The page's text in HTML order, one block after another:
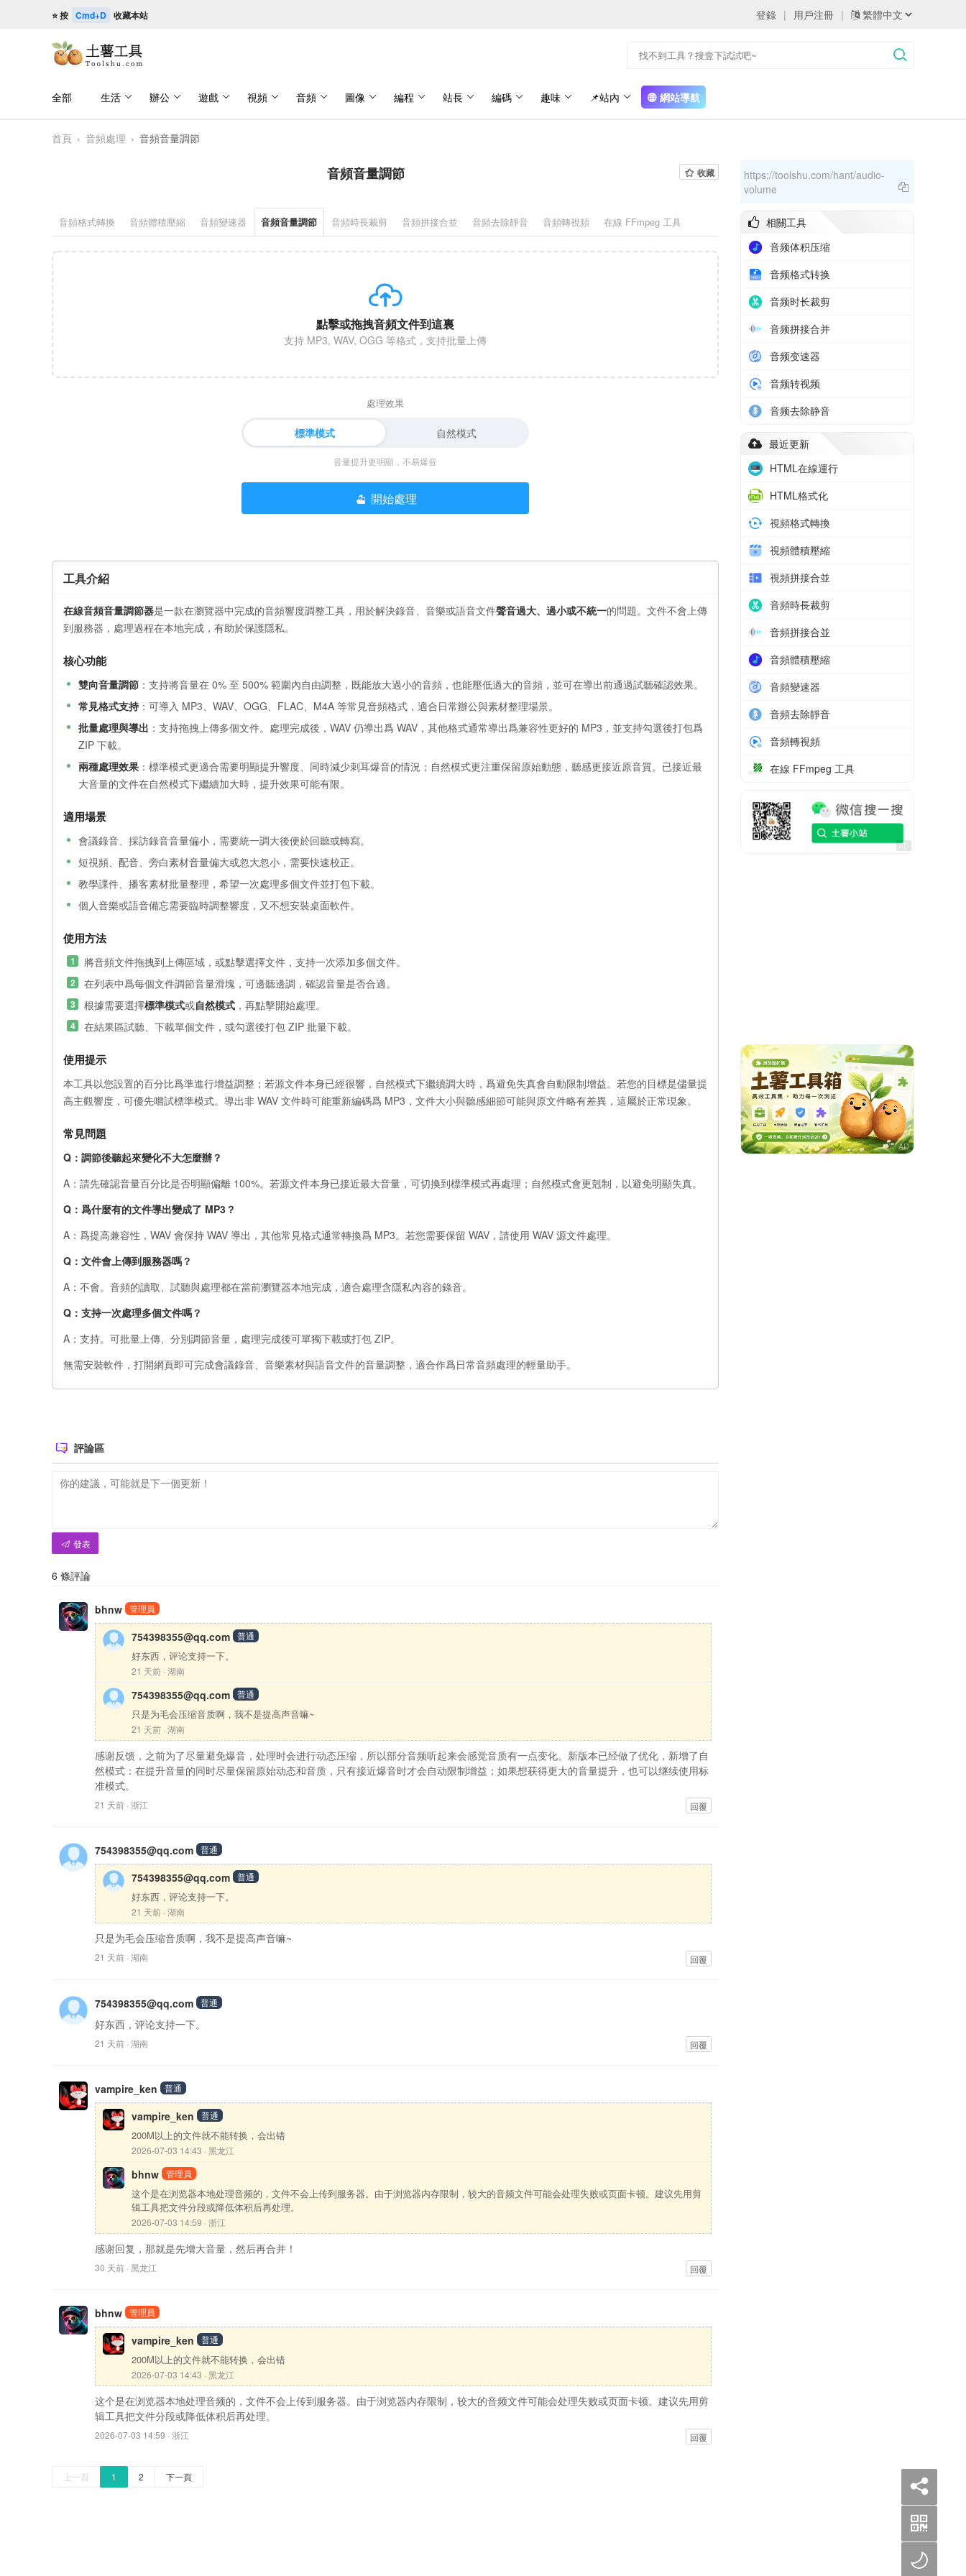
⭐ 按 Cmd+D 收藏本站 登錄 | 用戶注冊 |
全部 生活 辦公 遊戲 視頻 音頻 圖像 編程 站長 編碼 趣味 📌站內 網站導航
首頁 › 音頻處理 › 音頻音量調節
音頻音量調節 收藏
音頻格式轉換 音頻體積壓縮 音頻變速器 音頻音量調節 音頻時長裁剪 音頻拼接合並 音頻去除靜音 音頻轉視頻 在線 FFmpeg 工具
點擊或拖拽音頻文件到這裏
支持 MP3, WAV, OGG 等格式，支持批量上傳
處理效果
標準模式 自然模式
音量提升更明顯，不易爆音
開始處理
工具介紹
在線音頻音量調節器是一款在瀏覽器中完成的音頻響度調整工具，用於解決錄音、音樂或語音文件聲音過大、過小或不統一的問題。文件不會上傳
到服務器，處理過程在本地完成，有助於保護隱私。
核心功能
雙向音量調節 ：支持將音量在 0% 至 500% 範圍內自由調整，既能放大過小的音頻，也能壓低過大的音頻，並可在導出前通過試聽確認效果。
常見格式支持 ：可導入 MP3、WAV、OGG、FLAC、M4A 等常見音頻格式，適合日常辦公與素材整理場景。
批量處理與導出 ：支持拖拽上傳多個文件。處理完成後，WAV 仍導出爲 WAV，其他格式通常導出爲兼容性更好的 MP3，並支持勾選後打包爲
ZIP 下載。
兩種處理效果 ：標準模式更適合需要明顯提升響度、同時減少刺耳爆音的情況；自然模式更注重保留原始動態，聽感更接近原音質。已接近最
大音量的文件在自然模式下繼續加大時，提升效果可能有限。
適用場景
會議錄音、採訪錄音音量偏小，需要統一調大後便於回聽或轉寫。
短視頻、配音、旁白素材音量偏大或忽大忽小，需要快速校正。
教學課件、播客素材批量整理，希望一次處理多個文件並打包下載。
個人音樂或語音備忘需要臨時調整響度，又不想安裝桌面軟件。
使用方法
將音頻文件拖拽到上傳區域，或點擊選擇文件，支持一次添加多個文件。
在列表中爲每個文件調節音量滑塊，可邊聽邊調，確認音量是否合適。
根據需要選擇標準模式或自然模式 ，再點擊開始處理。
在結果區試聽、下載單個文件，或勾選後打包 ZIP 批量下載。
使用提示
本工具以您設置的百分比爲準進行增益調整；若源文件本身已經很響，自然模式下繼續調大時，爲避免失真會自動限制增益。若您的目標是儘量提
高主觀響度，可優先嚐試標準模式。導出非 WAV 文件時可能重新編碼爲 MP3，文件大小與聽感細節可能與原文件略有差異，這屬於正常現象。
常見問題
Q：調節後聽起來變化不大怎麼辦？
A：請先確認音量百分比是否明顯偏離 100%。若源文件本身已接近最大音量，可切換到標準模式再處理；自然模式會更剋制，以避免明顯失真。
Q：爲什麼有的文件導出變成了 MP3？
A：爲提高兼容性，WAV 會保持 WAV 導出，其他常見格式通常轉換爲 MP3。若您需要保留 WAV，請使用 WAV 源文件處理。
Q：文件會上傳到服務器嗎？
A：不會。音頻的讀取、試聽與處理都在當前瀏覽器本地完成，適合處理含隱私內容的錄音。
Q：支持一次處理多個文件嗎？
A：支持。可批量上傳、分別調節音量，處理完成後可單獨下載或打包 ZIP。
無需安裝軟件，打開網頁即可完成會議錄音、音樂素材與語音文件的音量調整，適合作爲日常音頻處理的輕量助手。
評論區
發表
6 條評論
bhnw 管理員
754398355@qq.com 普通
好东西，评论支持一下。
21 天前 · 湖南
754398355@qq.com 普通
只是为毛会压缩音质啊，我不是提高声音嘛~
21 天前 · 湖南
感谢反馈，之前为了尽量避免爆音，处理时会进行动态压缩，所以部分音频听起来会感觉音质有一点变化。新版本已经做了优化，新增了自
然模式：在提升音量的同时尽量保留原始动态和音质，只有接近爆音时才会自动限制增益；如果想获得更大的音量提升，也可以继续使用标
准模式。
21 天前 · 浙江 回覆
754398355@qq.com 普通
754398355@qq.com 普通
好东西，评论支持一下。
21 天前 · 湖南
只是为毛会压缩音质啊，我不是提高声音嘛~
21 天前 · 湖南 回覆
754398355@qq.com 普通
好东西，评论支持一下。
21 天前 · 湖南 回覆
vampire_ken 普通
vampire_ken 普通
200M以上的文件就不能转换，会出错
2026-07-03 14:43 · 黑龙江
bhnw 管理員
这个是在浏览器本地处理音频的，文件不会上传到服务器。由于浏览器内存限制，较大的音频文件可能会处理失败或页面卡顿。建议先用剪
辑工具把文件分段或降低体积后再处理。
2026-07-03 14:59 · 浙江
感谢回复，那就是先增大音量，然后再合并！
30 天前 · 黑龙江 回覆
bhnw 管理員
vampire_ken 普通
200M以上的文件就不能转换，会出错
2026-07-03 14:43 · 黑龙江
这个是在浏览器本地处理音频的，文件不会上传到服务器。由于浏览器内存限制，较大的音频文件可能会处理失败或页面卡顿。建议先用剪
辑工具把文件分段或降低体积后再处理。
2026-07-03 14:59 · 浙江 回覆
上一頁 1 2 下一頁
https://toolshu.com/hant/audio-
volume
相關工具
音频体积压缩
音频格式转换
音频时长裁剪
音频拼接合并
音频变速器
音频转视频
音频去除静音
最近更新
HTML在線運行
HTML格式化
視頻格式轉換
視頻體積壓縮
視頻拼接合並
音頻時長裁剪
音頻拼接合並
音頻體積壓縮
音頻變速器
音頻去除靜音
音頻轉視頻
在線 FFmpeg 工具